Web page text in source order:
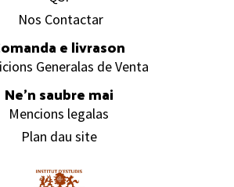
Nos Contactar
e livrason
Generalas de Venta
Ne’n saubre mai
Mencions legalas
Plan dau site